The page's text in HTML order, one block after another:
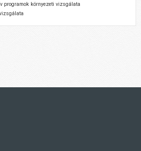
programok környezeti vizsgálata